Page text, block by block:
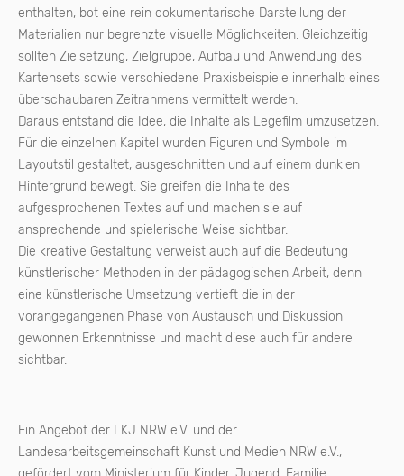
enthalten, bot eine rein dokumentarische Darstellung der
Materialien nur begrenzte visuelle Möglichkeiten. Gleichzeitig
sollten Zielsetzung, Zielgruppe, Aufbau und Anwendung des
Kartensets sowie verschiedene Praxisbeispiele innerhalb eines
überschaubaren Zeitrahmens vermittelt werden.
Daraus entstand die Idee, die Inhalte als Legefilm umzusetzen.
Für die einzelnen Kapitel wurden Figuren und Symbole im
Layoutstil gestaltet, ausgeschnitten und auf einem dunklen
Hintergrund bewegt. Sie greifen die Inhalte des
aufgesprochenen Textes auf und machen sie auf
ansprechende und spielerische Weise sichtbar.
Die kreative Gestaltung verweist auch auf die Bedeutung
künstlerischer Methoden in der pädagogischen Arbeit, denn
eine künstlerische Umsetzung vertieft die in der
vorangegangenen Phase von Austausch und Diskussion
gewonnen Erkenntnisse und macht diese auch für andere
sichtbar.
Ein Angebot der LKJ NRW e.V. und der
Landesarbeitsgemeinschaft Kunst und Medien NRW e.V.,